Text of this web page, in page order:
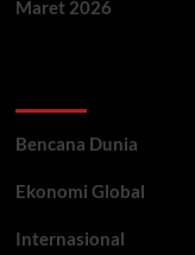
Maret 2026
Bencana Dunia
Ekonomi Global
Internasional